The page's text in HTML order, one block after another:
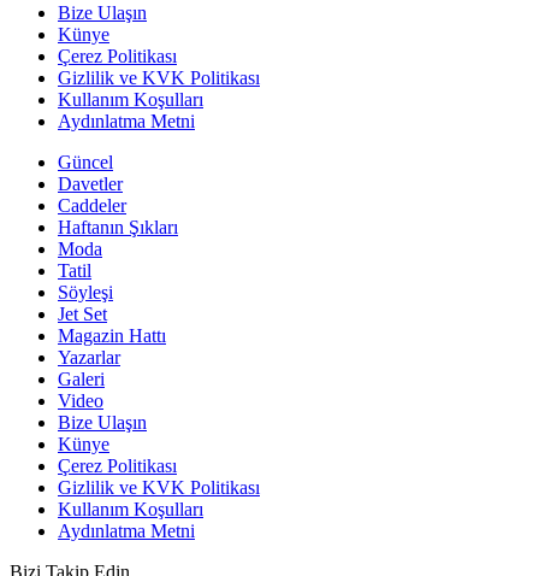
Bize Ulaşın
Künye
Çerez Politikası
Gizlilik ve KVK Politikası
Kullanım Koşulları
Aydınlatma Metni
Güncel
Davetler
Caddeler
Haftanın Şıkları
Moda
Tatil
Söyleşi
Jet Set
Magazin Hattı
Yazarlar
Galeri
Video
Bize Ulaşın
Künye
Çerez Politikası
Gizlilik ve KVK Politikası
Kullanım Koşulları
Aydınlatma Metni
Bizi Takip Edin